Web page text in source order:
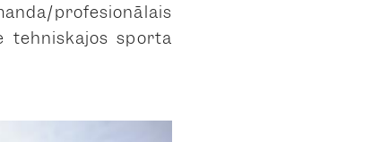
profesionālais
tehniskajos sporta